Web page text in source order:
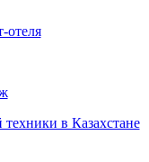
отеля
в Казахстане